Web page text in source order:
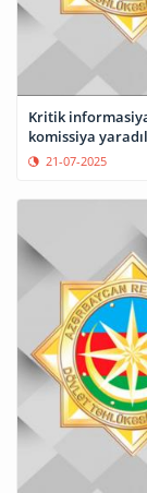
Kritik
komissiya
21-07-2025